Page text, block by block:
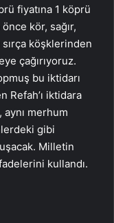
fiyatına 1 köprü
kör, sağır,
sırça köşklerinden
çağırıyoruz.
bu iktidarı
Refah’ı iktidara
merhum
gibi
Milletin
kullandı.